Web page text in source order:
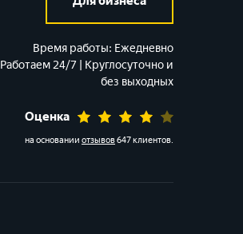
Время работы: Ежедневно
Работаем 24/7 | Круглосуточно и
без выходных
Оценка
на основании отзывов647 клиентов.